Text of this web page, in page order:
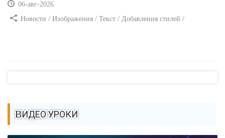
06-авг-2026
Новости / Изображения / Текст / Добавления стилей /
ВИДЕО УРОКИ